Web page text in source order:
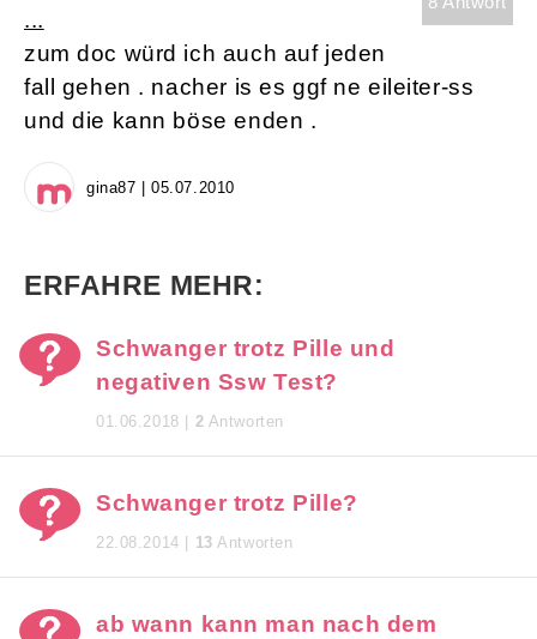
...
zum doc würd ich auch auf jeden
fall gehen . nacher is es ggf ne eileiter-ss
und die kann böse enden .
gina87 | 05.07.2010
ERFAHRE MEHR:
Schwanger trotz Pille und
negativen Ssw Test?
01.06.2018 | 2 Antworten
Schwanger trotz Pille?
22.08.2014 | 13 Antworten
ab wann kann man nach dem